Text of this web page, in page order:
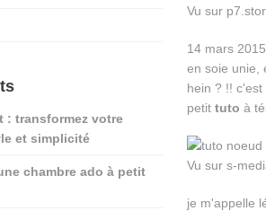
Vu sur
14 mars
en soie unie,
hein ? !!
petit tuto à
Vu sur s-
je m'appelle
: transformez votre
et simplicité
chambre ado à petit